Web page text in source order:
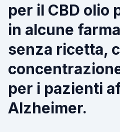
per il CBD olio
in alcune
senza ricetta,
per i pazienti
Alzheimer.